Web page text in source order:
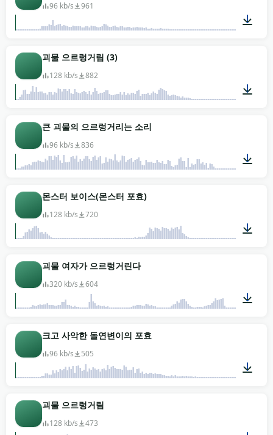
96 kb/s 961
괴물 으르렁거림 (3)
128 kb/s 882
큰 괴물의 으르렁거리는 소리
96 kb/s 836
몬스터 보이스(몬스터 포효)
128 kb/s 720
괴물 여자가 으르렁거린다
320 kb/s 604
크고 사악한 돌연변이의 포효
96 kb/s 505
괴물 으르렁거림
128 kb/s 473